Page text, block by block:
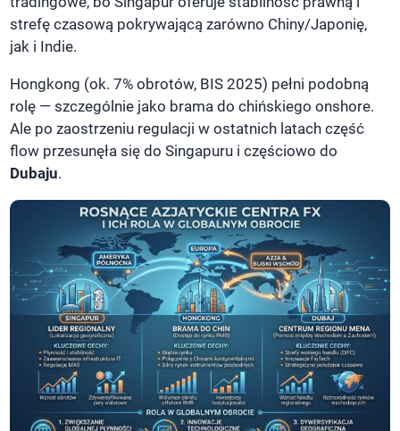
strefę czasową pokrywającą zarówno Chiny/Japonię,
jak i Indie.
Hongkong (ok. 7% obrotów, BIS 2025) pełni podobną
rolę — szczególnie jako brama do chińskiego onshore.
Ale po zaostrzeniu regulacji w ostatnich latach część
flow przesunęła się do Singapuru i częściowo do
Dubaju.